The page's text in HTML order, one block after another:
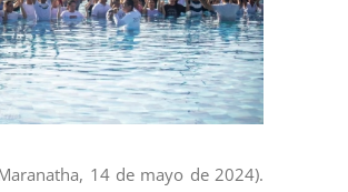
14 de mayo de 2024).